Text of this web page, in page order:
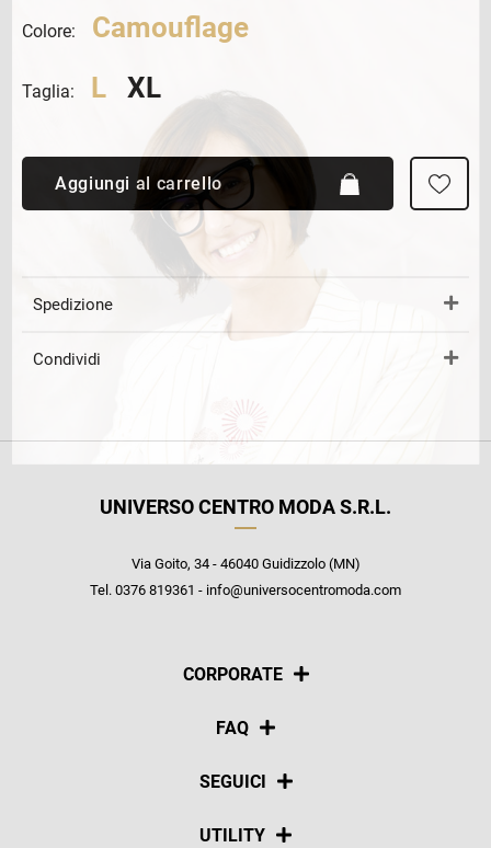
Colore: Camouflage
Taglia: L XL
Aggiungi al carrello
Spedizione
Condividi
UNIVERSO CENTRO MODA S.R.L.
Via Goito, 34 - 46040 Guidizzolo (MN)
Tel. 0376 819361 - info@universocentromoda.com
CORPORATE
Chi siamo
FAQ
Pagamenti
SEGUICI
Social
UTILITY